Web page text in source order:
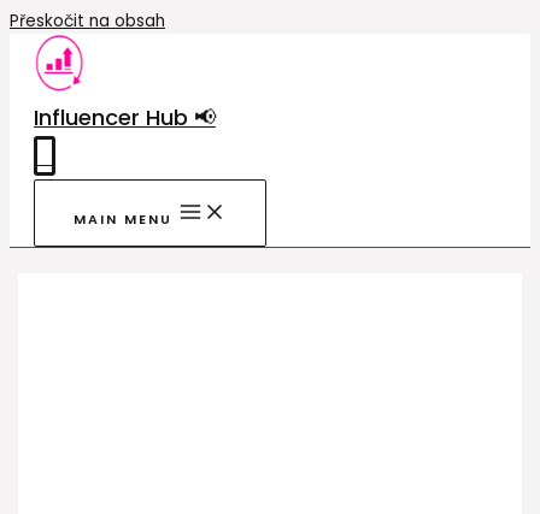
Přeskočit na obsah
Influencer Hub 📢
MAIN MENU